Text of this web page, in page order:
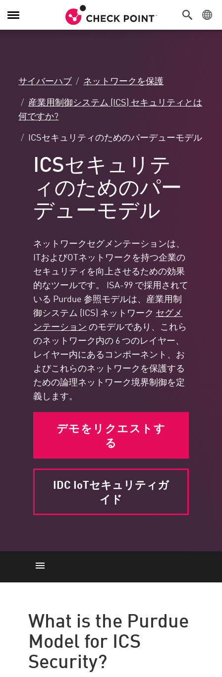
Toggle
Navigation
サイバーハブ
ネットワークを保護
産業用制御システム (ICS) セキュリティとは
何ですか?
ICSセキュリティのためのパーデューモデル
ICSセキュリテ
ィのためのパー
デューモデル
ネットワークセグメンテーションは、
ITおよびOTネットワークを持つ企業の
セキュリティを向上させるための効果
的なツールです。 ISA-99 で採用されて
いる Purdue 参照モデルは、産業用制
御システム (ICS) ネットワーク セグメ
ンテーションのモデルであり、これら
のネットワーク内の 6 つのレイヤー、
レイヤー内にあるコンポーネント、お
よびこれらのネットワークを保護する
ための論理ネットワーク境界制御を定
義します。
デモをリクエストす
る
IDC IoTセキュリティガ
イド
それはまだ関連していますか?
ゼロ トラスト
チェック・ポイントのソリュ
ーション
What is the Purdue
Model for ICS
Security?